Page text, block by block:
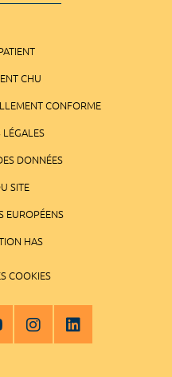
CHU
CONFORME
DONNÉES
SITE
EUROPÉENS
HAS
COOKIES